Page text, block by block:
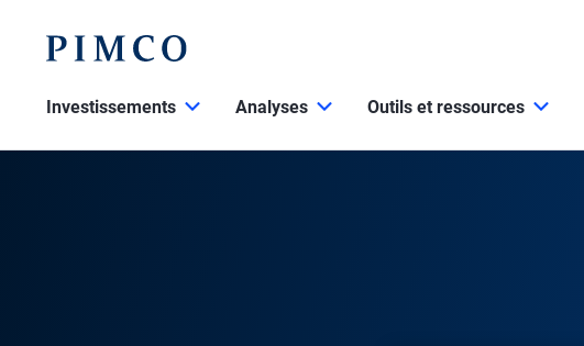
Investissements Analyses Outils et ressources